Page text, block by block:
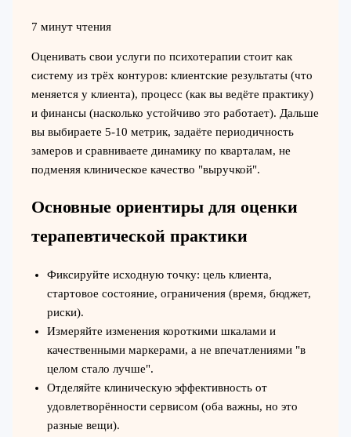
7 минут чтения
Оценивать свои услуги по психотерапии стоит как
систему из трёх контуров: клиентские результаты (что
меняется у клиента), процесс (как вы ведёте практику)
и финансы (насколько устойчиво это работает). Дальше
вы выбираете 5-10 метрик, задаёте периодичность
замеров и сравниваете динамику по кварталам, не
подменяя клиническое качество "выручкой".
Основные ориентиры для оценки
терапевтической практики
Фиксируйте исходную точку: цель клиента,
стартовое состояние, ограничения (время, бюджет,
риски).
Измеряйте изменения короткими шкалами и
качественными маркерами, а не впечатлениями "в
целом стало лучше".
Отделяйте клиническую эффективность от
удовлетворённости сервисом (оба важны, но это
разные вещи).